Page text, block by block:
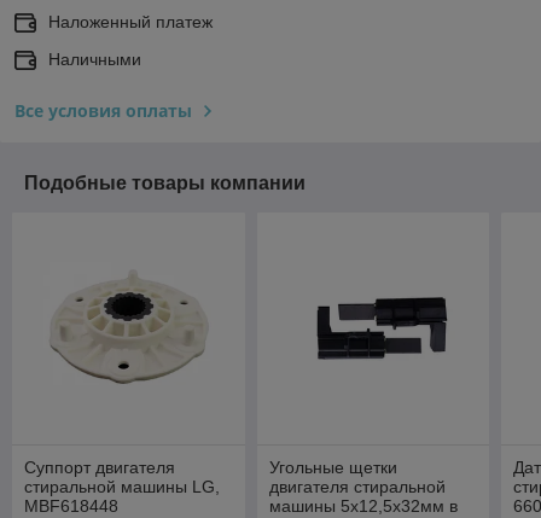
Наложенный платеж
Наличными
Все условия оплаты
Подобные товары компании
Суппорт двигателя
стиральной машины LG,
MBF618448
Угольные щетки
двигателя стиральной
машины 5x12,5x32мм в